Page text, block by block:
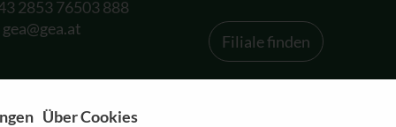
2853 76503 888
gea@gea.at
Filiale finden
Über Cookies